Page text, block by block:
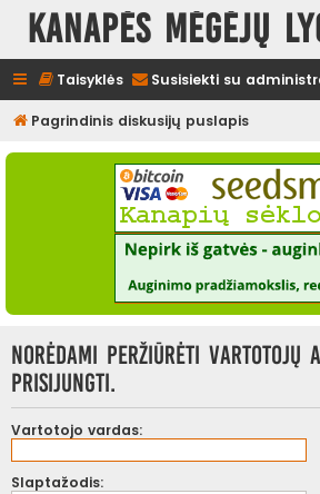
Kanapės mėgėjų
Taisyklės Susisiekti su
Pagrindinis diskusijų puslapis
Norėdami peržiūrėti vartotojų
prisijungti.
Vartotojo vardas:
Slaptažodis: